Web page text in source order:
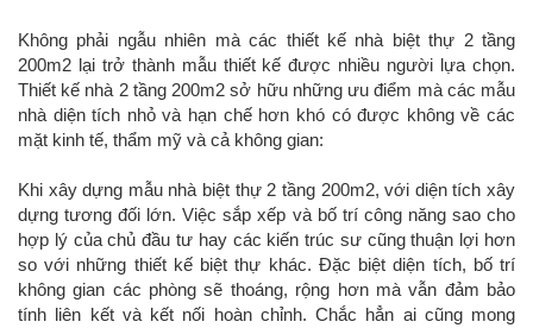
Không phải ngẫu nhiên mà các thiết kế nhà biệt thự 2 tầng
200m2 lại trở thành mẫu thiết kế được nhiều người lựa chọn.
Thiết kế nhà 2 tầng 200m2 sở hữu những ưu điểm mà các mẫu
nhà diện tích nhỏ và hạn chế hơn khó có được không về các
mặt kinh tế, thẩm mỹ và cả không gian:
Khi xây dựng mẫu nhà biệt thự 2 tầng 200m2, với diện tích xây
dựng tương đối lớn. Việc sắp xếp và bố trí công năng sao cho
hợp lý của chủ đầu tư hay các kiến trúc sư cũng thuận lợi hơn
so với những thiết kế biệt thự khác. Đặc biệt diện tích, bố trí
không gian các phòng sẽ thoáng, rộng hơn mà vẫn đảm bảo
tính liên kết và kết nối hoàn chỉnh. Chắc hẳn ai cũng mong